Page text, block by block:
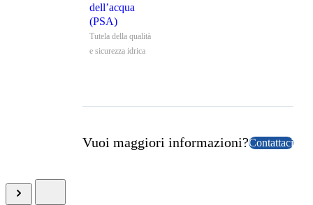
dell’acqua
(PSA)
Tutela della qualità
e sicurezza idrica
Vuoi maggiori informazioni?Contattaci